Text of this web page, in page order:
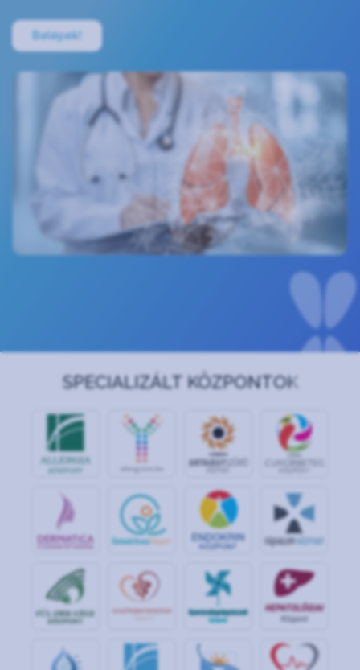
Belépek!
SPECIALIZÁLT KÖZPONTOK